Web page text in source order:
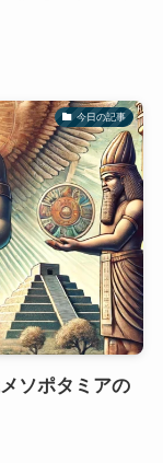
今日の記事
ソポタミアの